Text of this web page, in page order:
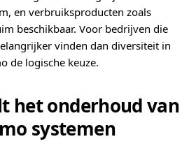
en verbruiksproducten zoals
beschikbaar. Voor bedrijven die
vinden dan diversiteit in
de logische keuze.
het onderhoud van
systemen